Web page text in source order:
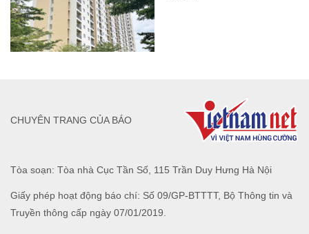
Tòa soạn: Tòa nhà Cục Tần Số, 115 Trần Duy Hưng Hà Nội
Giấy phép hoạt động báo chí: Số 09/GP-BTTTT, Bộ Thông tin và
Truyền thông cấp ngày 07/01/2019.
CHUYÊN TRANG CỦA BÁO